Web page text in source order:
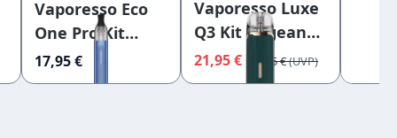
Vaporesso Eco
One Pro Kit
Sapphire Blue
17,95 €
Vaporesso Luxe
Q3 Kit Aegean
Green
21,95 € 25,95 €